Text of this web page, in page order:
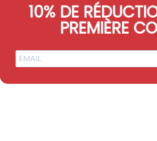
10% DE
PREMIÈRE